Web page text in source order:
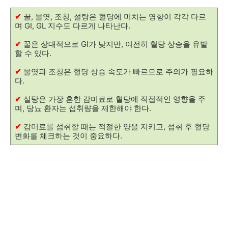
✔ 꿀, 물엿, 조청, 설탕은 혈당에 미치는 영향이 각각 다르
며 GI, GL 지수도 다르게 나타난다.
✔ 꿀은 상대적으로 GI가 낮지만, 여전히 혈당 상승을 유발
할 수 있다.
✔ 물엿과 조청은 혈당 상승 속도가 빠르므로 주의가 필요하
다.
✔ 설탕은 가장 흔한 감미료로 혈당에 직접적인 영향을 주
며, 당뇨 환자는 섭취량을 제한해야 한다.
✔ 감미료를 섭취할 때는 적절한 양을 지키고, 섭취 후 혈당
변화를 체크하는 것이 중요하다.